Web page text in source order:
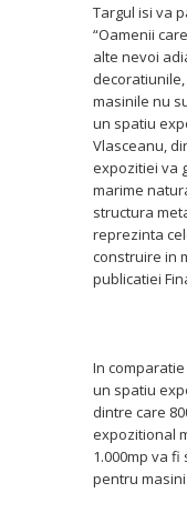
Targul isi va
“Oamenii
alte nevoi
masinile nu
un spatiu
Vlasceanu,
expozitiei va
marime
structura
reprezinta
construire in
publicatiei
In
un spatiu
dintre care
expozitional
1.000mp va
pentru